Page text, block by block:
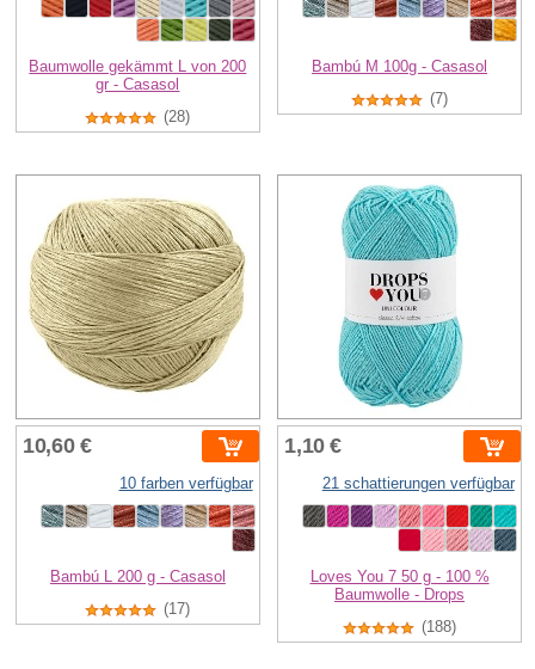
Baumwolle gekämmt L von 200
gr - Casasol
(28)
Bambú M 100g - Casasol
(7)
10,60 €
10 farben verfügbar
Bambú L 200 g - Casasol
(17)
1,10 €
21 schattierungen verfügbar
Loves You 7 50 g - 100 %
Baumwolle - Drops
(188)